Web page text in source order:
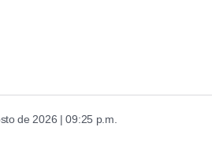
de 2026 | 09:25 p.m.